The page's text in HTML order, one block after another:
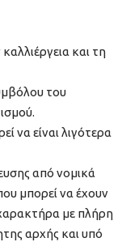
και τη
του
να είναι λιγότερα
από νομικά
μπορεί να έχουν
με πλήρη
αρχής και υπό